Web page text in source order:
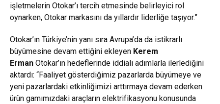
işletmelerin Otokar’ı tercih etmesinde belirleyici rol
oynarken, Otokar markasını da yıllardır liderliğe taşıyor.”
Otokar’ın Türkiye’nin yanı sıra Avrupa’da da istikrarlı
büyümesine devam ettiğini ekleyen Kerem
Erman Otokar’ın hedeflerinde iddialı adımlarla ilerlediğini
aktardı: “Faaliyet gösterdiğimiz pazarlarda büyümeye ve
yeni pazarlardaki etkinliğimizi arttırmaya devam ederken
ürün gamımızdaki araçların elektrifikasyonu konusunda